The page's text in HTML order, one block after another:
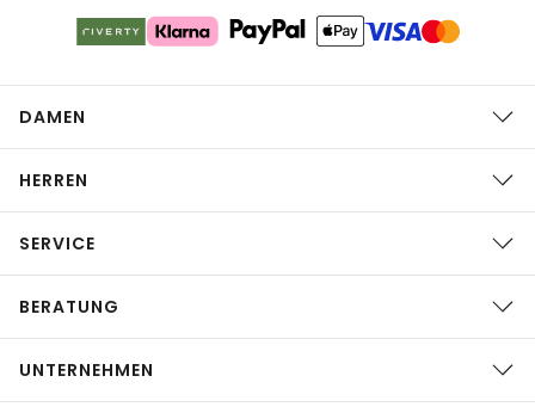
DAMEN
HERREN
SERVICE
BERATUNG
UNTERNEHMEN